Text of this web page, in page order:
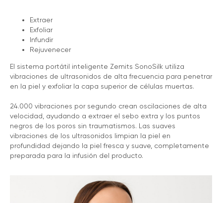
Extraer
Exfoliar
Infundir
Rejuvenecer
El sistema portátil inteligente Zemits SonoSilk utiliza
vibraciones de ultrasonidos de alta frecuencia para penetrar
en la piel y exfoliar la capa superior de células muertas.
24.000 vibraciones por segundo crean oscilaciones de alta
velocidad, ayudando a extraer el sebo extra y los puntos
negros de los poros sin traumatismos. Las suaves
vibraciones de los ultrasonidos limpian la piel en
profundidad dejando la piel fresca y suave, completamente
preparada para la infusión del producto.